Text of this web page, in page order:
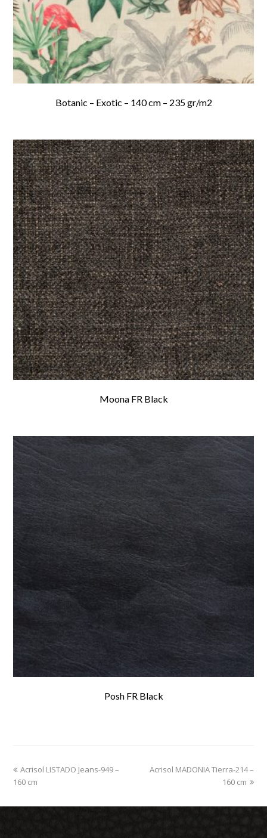
Botanic – Exotic – 140 cm – 235 gr/m2
Moona FR Black
Posh FR Black
previous
post:
Acrisol LISTADO Jeans-949 –
160 cm
next
Acrisol MADONIA Tierra-214 –
160 cm